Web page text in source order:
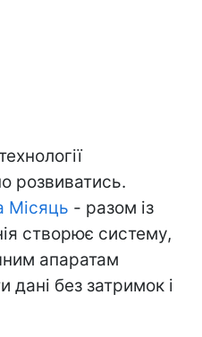
розвиватись.
Місяць - разом із
створює систему,
апаратам
дані без затримок і